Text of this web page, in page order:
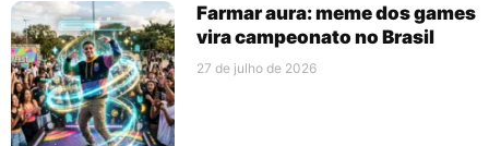
Farmar aura: meme dos games
vira campeonato no Brasil
27 de julho de 2026